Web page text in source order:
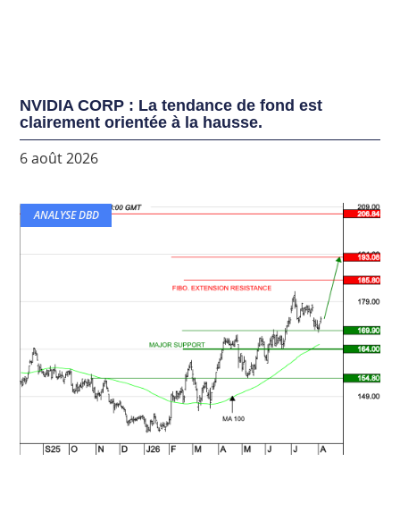
NVIDIA CORP : La tendance de fond est
clairement orientée à la hausse.
6 août 2026
ANALYSE DBD